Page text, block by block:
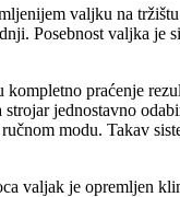
valjku na
Posebnost valjka je
kompletno praćenje
jednostavno
modu. Takav
valjak je opremljen